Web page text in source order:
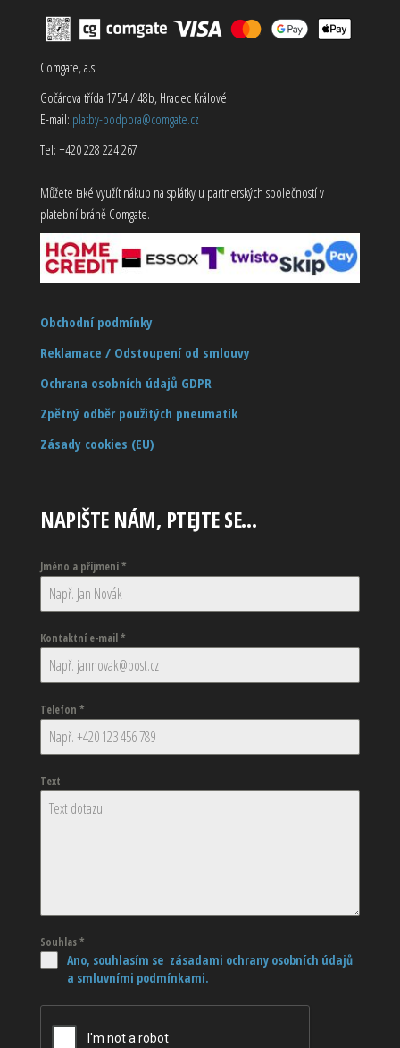
Comgate, a.s.
Gočárova třída 1754 / 48b, Hradec Králové
E-mail: platby-podpora@comgate.cz
Tel: +420 228 224 267
Můžete také využít nákup na splátky u partnerských společností v
platební bráně Comgate.
Obchodní podmínky
Reklamace / Odstoupení od smlouvy
Ochrana osobních údajů GDPR
Zpětný odběr použitých pneumatik
Zásady cookies (EU)
NAPIŠTE NÁM, PTEJTE SE…
Jméno a příjmení*
Kontaktní e-mail*
Telefon *
Text
Souhlas*
Ano, souhlasím se zásadami ochrany osobních údajů
a smluvními podmínkami.